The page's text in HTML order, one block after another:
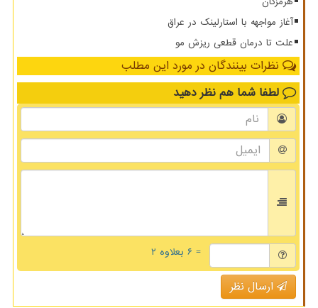
آغاز مواجهه با استارلینک در عراق
علت تا درمان قطعی ریزش مو
نظرات بینندگان در مورد این مطلب
لطفا شما هم نظر دهید
= ۶ بعلاوه ۲
ارسال نظر